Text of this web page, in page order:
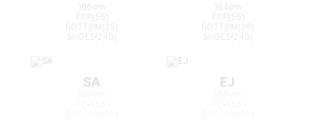
166cm
TOP(55)
BOTTOM(25)
164cm
TOP(55)
BOTTOM(26)
SA EJ